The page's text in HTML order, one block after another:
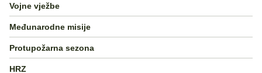
Vojne vježbe
Međunarodne misije
Protupožarna sezona
HRZ